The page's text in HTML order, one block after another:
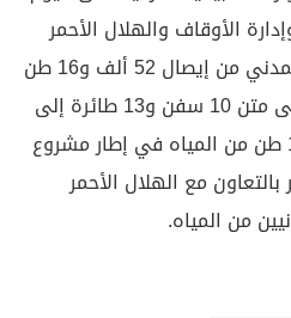
الأوقاف والهلال الأحمر
التركي ومنظمات المجتمع المدني من إيصال 52 ألف و16 طن
من المساعدات الإنسانية، على متن 10 سفن و13 طائرة إلى
قطاع غزة بجانب إيصال 1735 طن من المياه في إطار مشروع
مع الهلال الأحمر
من المياه.